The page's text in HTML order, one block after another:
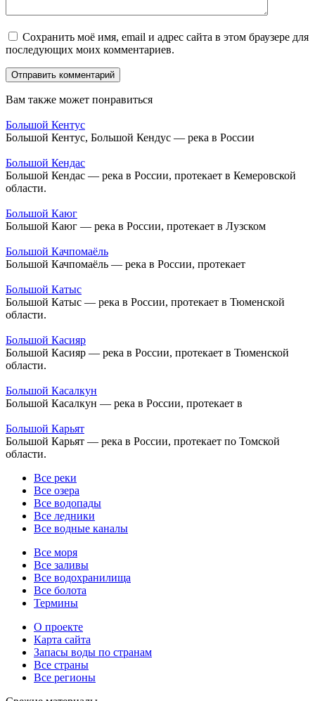
Сохранить моё имя, email и адрес сайта в этом браузере для
последующих моих комментариев.
Вам также может понравиться
Большой Кентус
Большой Кентус, Большой Кендус — река в России
Большой Кендас
Большой Кендас — река в России, протекает в Кемеровской
области.
Большой Каюг
Большой Каюг — река в России, протекает в Лузском
Большой Качпомаёль
Большой Качпомаёль — река в России, протекает
Большой Катыс
Большой Катыс — река в России, протекает в Тюменской
области.
Большой Касияр
Большой Касияр — река в России, протекает в Тюменской
области.
Большой Касалкун
Большой Касалкун — река в России, протекает в
Большой Карьят
Большой Карьят — река в России, протекает по Томской
области.
Все реки
Все озера
Все водопады
Все ледники
Все водные каналы
Все моря
Все заливы
Все водохранилища
Все болота
Термины
О проекте
Карта сайта
Запасы воды по странам
Все страны
Все регионы